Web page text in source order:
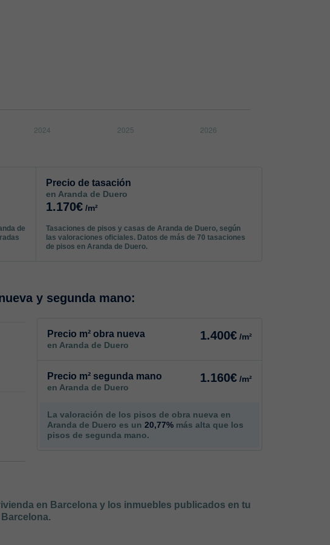
de
Precio de tasación
en Aranda de Duero
1.170€ /m²
Tasaciones de pisos y casas de Aranda de Duero, según
las valoraciones oficiales. Datos de más de 70 tasaciones
de pisos en Aranda de Duero.
y segunda mano:
Precio m² obra nueva
en Aranda de Duero
1.400€ /m²
Precio m² segunda mano
en Aranda de Duero
1.160€ /m²
La valoración de los pisos de obra nueva en
Aranda de Duero es un 20,77%más alta que los
pisos de segunda mano.
en Barcelona y los inmuebles publicados en tu